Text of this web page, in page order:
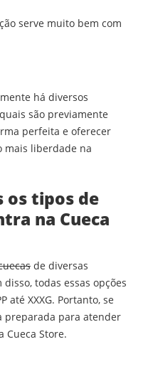
serve muito bem com
há diversos
são previamente
perfeita e oferecer
mais liberdade na
os tipos de
na Cueca
de diversas
todas essas opções
até XXXG. Portanto, se
preparada para atender
Cueca Store.